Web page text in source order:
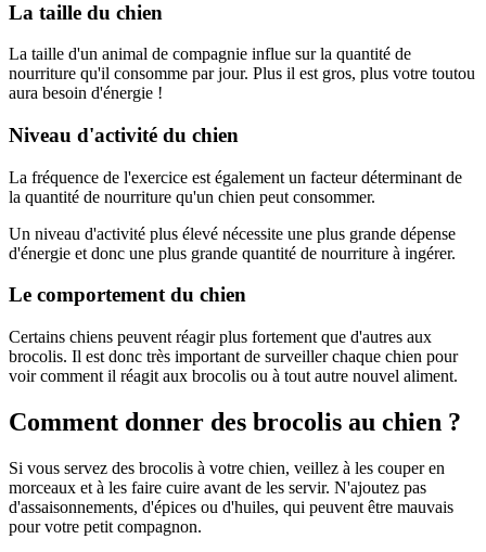
La taille du chien
La taille d'un animal de compagnie influe sur la quantité de
nourriture qu'il consomme par jour. Plus il est gros, plus votre toutou
aura besoin d'énergie !
Niveau d'activité du chien
La fréquence de l'exercice est également un facteur déterminant de
la quantité de nourriture qu'un chien peut consommer.
Un niveau d'activité plus élevé nécessite une plus grande dépense
d'énergie et donc une plus grande quantité de nourriture à ingérer.
Le comportement du chien
Certains chiens peuvent réagir plus fortement que d'autres aux
brocolis. Il est donc très important de surveiller chaque chien pour
voir comment il réagit aux brocolis ou à tout autre nouvel aliment.
Comment donner des brocolis au chien ?
Si vous servez des brocolis à votre chien, veillez à les couper en
morceaux et à les faire cuire avant de les servir. N'ajoutez pas
d'assaisonnements, d'épices ou d'huiles, qui peuvent être mauvais
pour votre petit compagnon.